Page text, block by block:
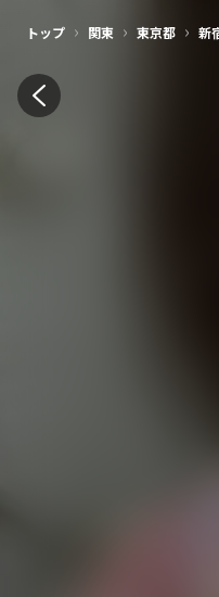
トップ › 関東 › 東京都 › 新